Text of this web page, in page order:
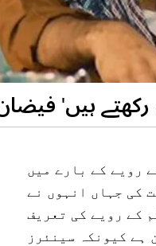
رکھتے ہیں'
رویے کے بارے میں
کی جہاں انہوں نے
کے رویے کی تعریف
ہے کیونکہ سینئرز